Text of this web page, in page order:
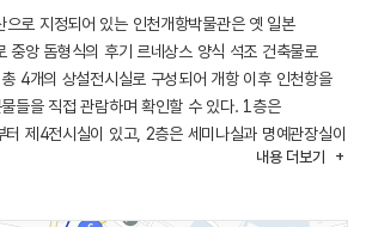
으로 지정되어 있는 인천개항박물관은 옛 일본
중앙 돔형식의 후기 르네상스 양식 석조 건축물로
4개의 상설전시실로 구성되어 개항 이후 인천항을
들을 직접 관람하며 확인할 수 있다. 1층은
터 제4전시실이 있고, 2층은 세미나실과 명예관장실이
단)
내용 더보기